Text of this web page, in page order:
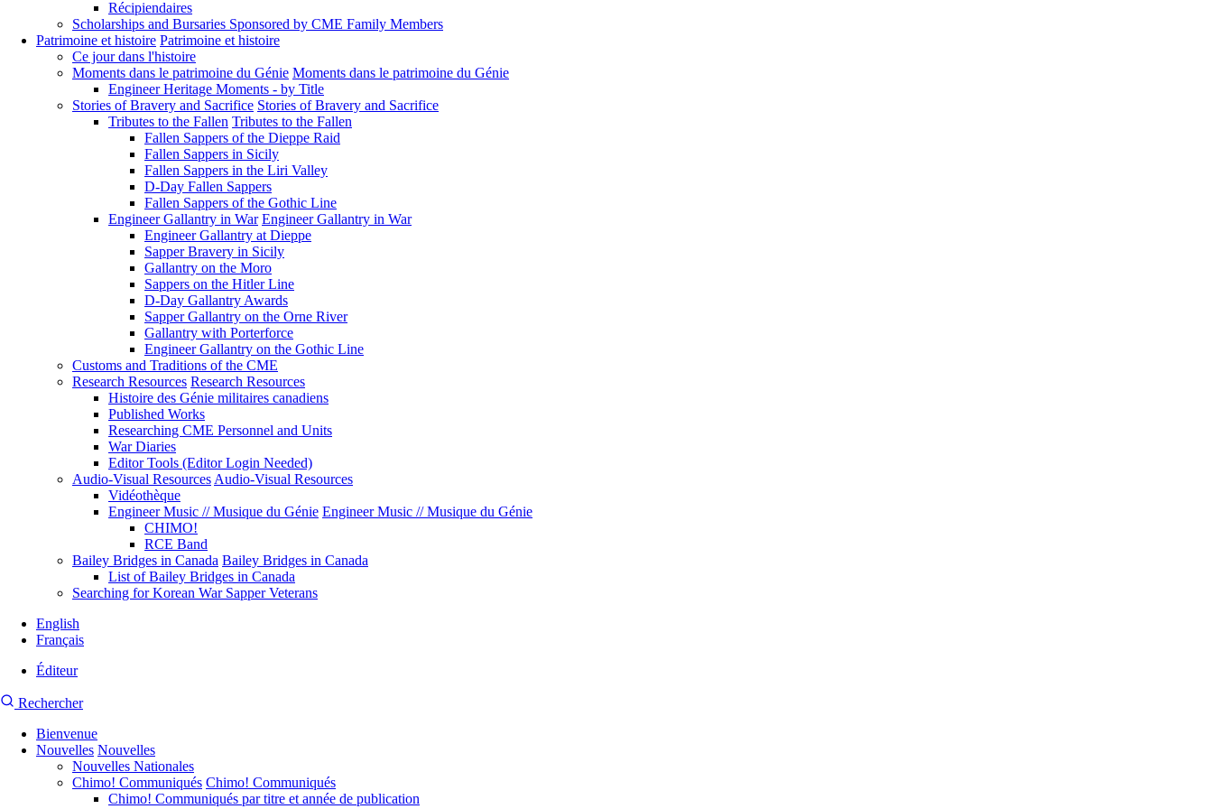
Récipiendaires
Scholarships and Bursaries Sponsored by CME Family Members
Patrimoine et histoire Patrimoine et histoire
Ce jour dans l'histoire
Moments dans le patrimoine du Génie Moments dans le patrimoine du Génie
Engineer Heritage Moments - by Title
Stories of Bravery and Sacrifice Stories of Bravery and Sacrifice
Tributes to the Fallen Tributes to the Fallen
Fallen Sappers of the Dieppe Raid
Fallen Sappers in Sicily
Fallen Sappers in the Liri Valley
D-Day Fallen Sappers
Fallen Sappers of the Gothic Line
Engineer Gallantry in War Engineer Gallantry in War
Engineer Gallantry at Dieppe
Sapper Bravery in Sicily
Gallantry on the Moro
Sappers on the Hitler Line
D-Day Gallantry Awards
Sapper Gallantry on the Orne River
Gallantry with Porterforce
Engineer Gallantry on the Gothic Line
Customs and Traditions of the CME
Research Resources Research Resources
Histoire des Génie militaires canadiens
Published Works
Researching CME Personnel and Units
War Diaries
Editor Tools (Editor Login Needed)
Audio-Visual Resources Audio-Visual Resources
Vidéothèque
Engineer Music // Musique du Génie Engineer Music // Musique du Génie
CHIMO!
RCE Band
Bailey Bridges in Canada Bailey Bridges in Canada
List of Bailey Bridges in Canada
Searching for Korean War Sapper Veterans
English
Français
du
l'utilisateur
Éditeur
RechercherRecherche
site
CMEA
Navigation
Bienvenue
Nouvelles Nouvelles
Nouvelles Nationales
Chimo! Communiqués Chimo! Communiqués
Chimo! Communiqués par titre et année de publication